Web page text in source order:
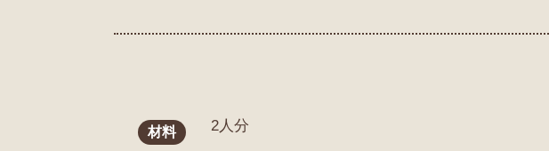
材料 2人分